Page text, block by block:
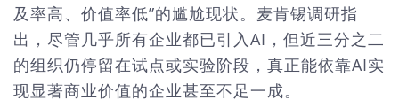
及率高、价值率低”的尴尬现状。麦肯锡调研指
出，尽管几乎所有企业都已引入AI，但近三分之二
的组织仍停留在试点或实验阶段，真正能依靠AI实
现显著商业价值的企业甚至不足一成。